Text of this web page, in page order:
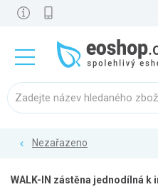
Nezařazeno
WALK-IN zástěna jednodílná k